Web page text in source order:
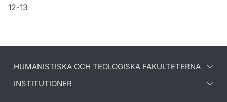
12-13
HUMANISTISKA OCH TEOLOGISKA FAKULTETERNA
INSTITUTIONER